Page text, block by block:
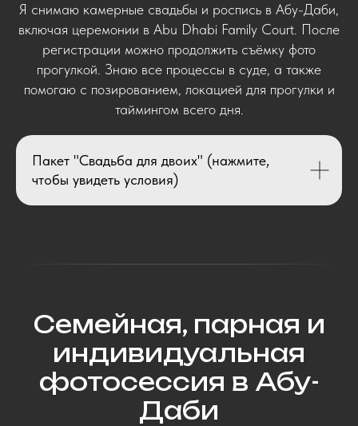
Я снимаю камерные свадьбы и роспись в Абу-Даби,
включая церемонии в Abu Dhabi Family Court. После
регистрации можно продолжить съёмку фото
прогулкой. Знаю все процессы в суде, а также
помогаю с позированием, локацией для прогулки и
таймингом всего дня.
Пакет "Свадьба для двоих" (нажмите,
чтобы увидеть условия)
Семейная, парная и
индивидуальная
фотосессия в Абу-
Даби